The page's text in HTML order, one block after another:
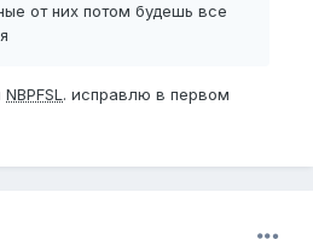
от них потом будешь все
NBPFSL . исправлю в первом